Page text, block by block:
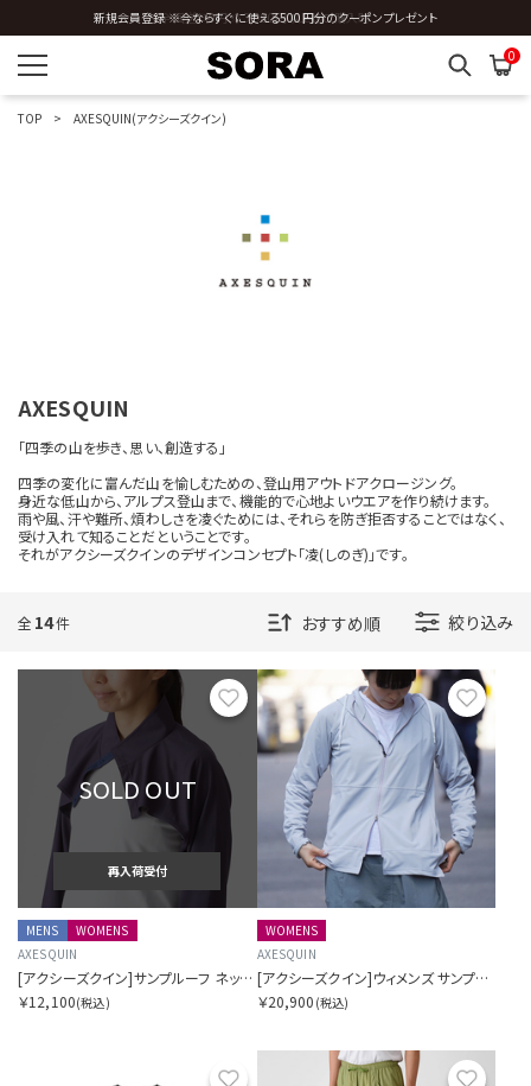
全国送料0円 ※3,980円以上のご購入時
新規会員登録 ※今ならすぐに使える500円分のクーポンプレゼント
0
TOP AXESQUIN(アクシーズクイン)
AXESQUIN
「四季の山を歩き、思い、創造する」
四季の変化に富んだ山を愉しむための、登山用アウトドアクロージング。
身近な低山から、アルプス登山まで、機能的で心地よいウエアを作り続けます。
雨や風、汗や難所、煩わしさを凌ぐためには、それらを防ぎ拒否することではなく、
受け入れて知ることだということです。
それがアクシーズクインのデザインコンセプト「凌(しのぎ)」です。
全 14件 絞り込み
お気に入り
SOLD OUT
再入荷受付
MENS
WOMENS
AXESQUIN
[アクシーズクイン]サンプルーフ ネック & アーム シェード
￥12,100(税込)
お気
WOMENS
AXESQUIN
[アクシーズクイン]ウィメンズ サンプルーフ フーディ
￥20,900 (税込)
お気に入り